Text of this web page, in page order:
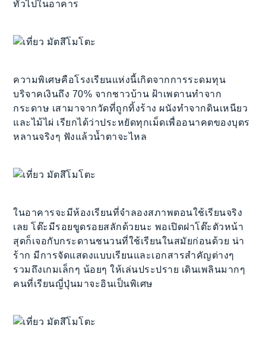
ทั่วไปในอาคาร
ความพิเศษคือโรงเรียนแห่งนี้เกิดจากการระดมทุน
บริจาคเงินถึง 70% จากชาวบ้าน ฝ้าเพดานทำจาก
กระดาษ เสามาจากวัดที่ถูกทิ้งร้าง ผนังทำจากดินเหนียว
และไม้ไผ่ เรียกได้ว่าประหยัดทุกเม็ดเพื่ออนาคตของบุตร
หลานจริงๆ ฟังแล้วน้ำตาจะไหล
ในอาคารจะมีห้องเรียนที่จำลองสภาพตอนใช้เรียนจริง
เลย โต๊ะมีรอยขูดรอยสลักด้วยนะ พอเปิดฝาโต๊ะตัวหน้า
สุดก็เจอกับกระดานชนวนที่ใช้เรียนในสมัยก่อนด้วย น่า
ร้าก มีการจัดแสดงแบบเรียนและเอกสารสำคัญต่างๆ
รวมถึงเกมเล็กๆ น้อยๆ ให้เล่นประปราย เดินเพลินมากๆ
คนที่เรียนญี่ปุ่นมาจะอินเป็นพิเศษ